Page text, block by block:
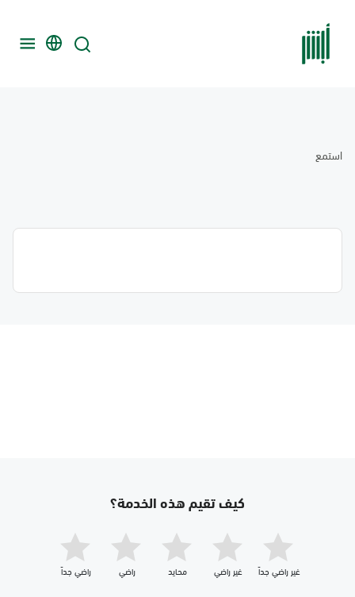
استمع
كيف تقيم هذه الخدمة؟
غير راضي جداّ غير راضي محايد راضي راضي جداّ